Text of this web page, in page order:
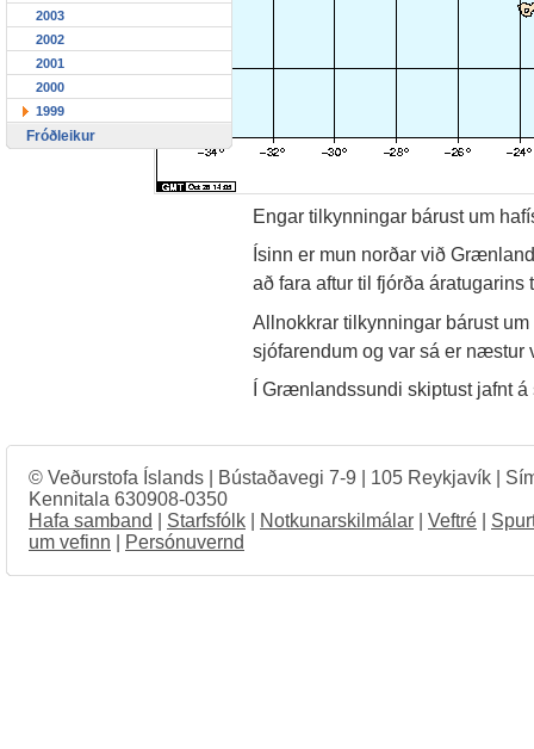
Engar tilkynningar bárust um
Ísinn er mun norðar við
að fara aftur til fjórða
Allnokkrar tilkynningar bárust
sjófarendum og var sá er næstur
Í Grænlandssundi skiptust jafnt
2003
2002
2001
2000
1999
Fróðleikur
© Veðurstofa Íslands | Bústaðavegi 7-9 | 105 Reykjavík |
Kennitala 630908-0350
Hafa samband
Starfsfólk Notkunarskilmálar Veftré
um vefinn
Persónuvernd